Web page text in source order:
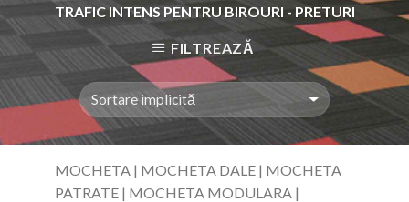
TRAFIC INTENS PENTRU BIROURI - PRETURI
FILTREAZĂ
MOCHETA | MOCHETA DALE | MOCHETA
PATRATE | MOCHETA MODULARA |